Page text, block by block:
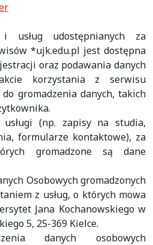
usług udostępnianych za
*ujk.edu.pl jest dostępna
oraz podawania danych
korzystania z serwisu
gromadzenia danych, takich
usługi (np. zapisy na studia,
formularze kontaktowe), za
gromadzone są dane
Osobowych gromadzonych
z usług, o których mowa
Jana Kochanowskiego w
5, 25-369 Kielce.
danych osobowych